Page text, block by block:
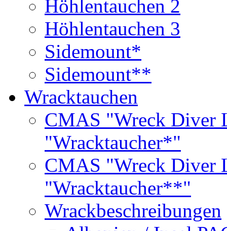
Höhlentauchen 2
Höhlentauchen 3
Sidemount*
Sidemount**
Wracktauchen
CMAS "Wreck Diver
"Wracktaucher*"
CMAS "Wreck Diver
"Wracktaucher**"
Wrackbeschreibungen